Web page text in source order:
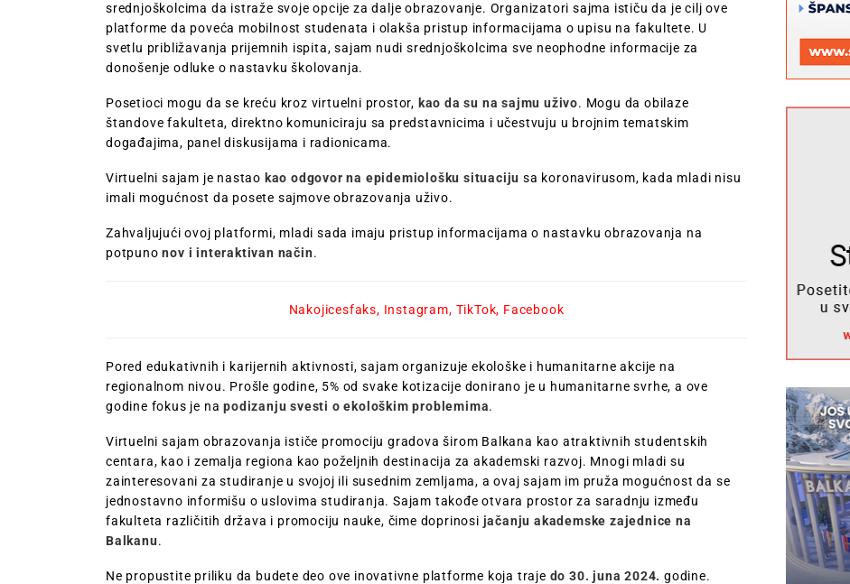
srednjoškolcima da istraže svoje opcije za dalje obrazovanje. Organizatori sajma ističu da je cilj ove
platforme da poveća mobilnost studenata i olakša pristup informacijama o upisu na fakultete. U
svetlu približavanja prijemnih ispita, sajam nudi srednjoškolcima sve neophodne informacije za
donošenje odluke o nastavku školovanja.
Posetioci mogu da se kreću kroz virtuelni prostor, kao da su na sajmu uživo. Mogu da obilaze
štandove fakulteta, direktno komuniciraju sa predstavnicima i učestvuju u brojnim tematskim
događajima, panel diskusijama i radionicama.
Virtuelni sajam je nastao kao odgovor na epidemiološku situaciju sa koronavirusom, kada mladi nisu
imali mogućnost da posete sajmove obrazovanja uživo.
Zahvaljujući ovoj platformi, mladi sada imaju pristup informacijama o nastavku obrazovanja na
potpunonov i interaktivan način.
Nakojicesfaks, Instagram, TikTok, Facebook
Pored edukativnih i karijernih aktivnosti, sajam organizuje ekološke i humanitarne akcije na
regionalnom nivou. Prošle godine, 5% od svake kotizacije donirano je u humanitarne svrhe, a ove
godine fokus je napodizanju svesti o ekološkim problemima.
Virtuelni sajam obrazovanja ističe promociju gradova širom Balkana kao atraktivnih studentskih
centara, kao i zemalja regiona kao poželjnih destinacija za akademski razvoj. Mnogi mladi su
zainteresovani za studiranje u svojoj ili susednim zemljama, a ovaj sajam im pruža mogućnost da se
jednostavno informišu o uslovima studiranja. Sajam takođe otvara prostor za saradnju između
fakulteta različitih država i promociju nauke, čime doprinosi jačanju akademske zajednice na
Balkanu.
Ne propustite priliku da budete deo ove inovativne platforme koja traje do 30. juna 2024. godine.